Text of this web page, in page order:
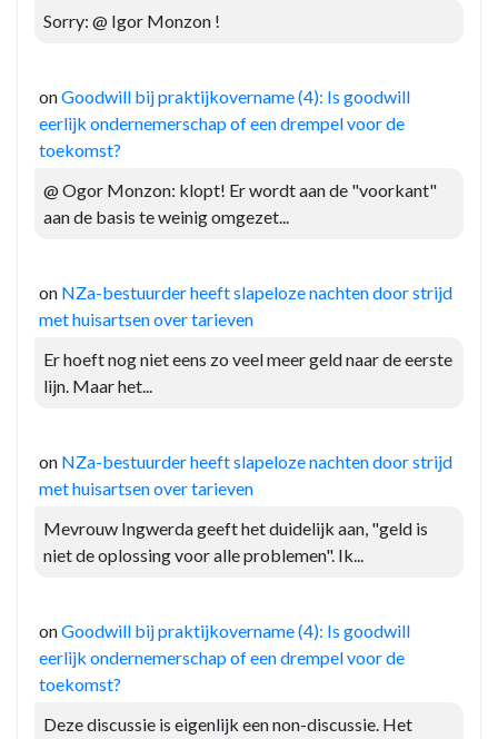
Sorry: @ Igor Monzon !
onGoodwill bij praktijkovername (4): Is goodwill
eerlijk ondernemerschap of een drempel voor de
toekomst?
@ Ogor Monzon: klopt! Er wordt aan de "voorkant"
aan de basis te weinig omgezet...
on NZa-bestuurder heeft slapeloze nachten door strijd
met huisartsen over tarieven
Er hoeft nog niet eens zo veel meer geld naar de eerste
lijn. Maar het...
on NZa-bestuurder heeft slapeloze nachten door strijd
met huisartsen over tarieven
Mevrouw Ingwerda geeft het duidelijk aan, "geld is
niet de oplossing voor alle problemen". Ik...
onGoodwill bij praktijkovername (4): Is goodwill
eerlijk ondernemerschap of een drempel voor de
toekomst?
Deze discussie is eigenlijk een non-discussie. Het